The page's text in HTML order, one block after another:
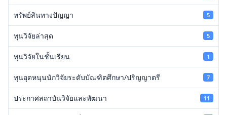
ทรัพย์สินทางปัญญา 5
ทุนวิจัยล่าสุด 5
ทุนวิจัยในชั้นเรียน 1
ทุนอุดหนุนนักวิจัยระดับบัณฑิตศึกษา/ปริญญาตรี 7
ประกาศสถาบันวิจัยและพัฒนา 11